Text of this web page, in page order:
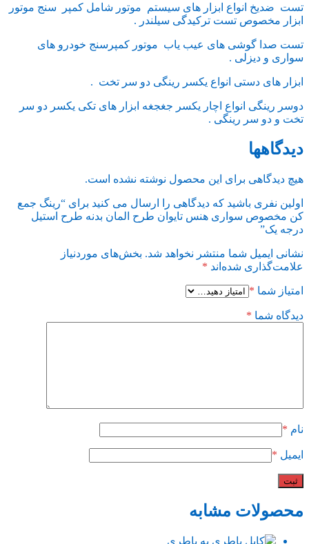
تست ضدیخ انواع ابزار های سیستم موتور شامل کمپر سنج موتور
ابزار مخصوص تست ترکیدگی سیلندر .
تست صدا گوشی های عیب یاب موتور کمپرسنج خودرو های
سواری و دیزلی .
ابزار های دستی انواع یکسر رینگی دو سر تخت .
دوسر رینگی انواع اچار یکسر جغجغه ابزار های تکی یکسر دو سر
تخت و دو سر رینگی .
دیدگاهها
هیچ دیدگاهی برای این محصول نوشته نشده است.
اولین نفری باشید که دیدگاهی را ارسال می کنید برای “رینگ جمع
کن مخصوص سواری هنس تایوان طرح المان بدنه طرح استیل
درجه یک”
نشانی ایمیل شما منتشر نخواهد شد. بخش‌های موردنیاز
علامت‌گذاری شده‌اند *
امتیاز شما *
دیدگاه شما *
نام *
ایمیل *
محصولات مشابه